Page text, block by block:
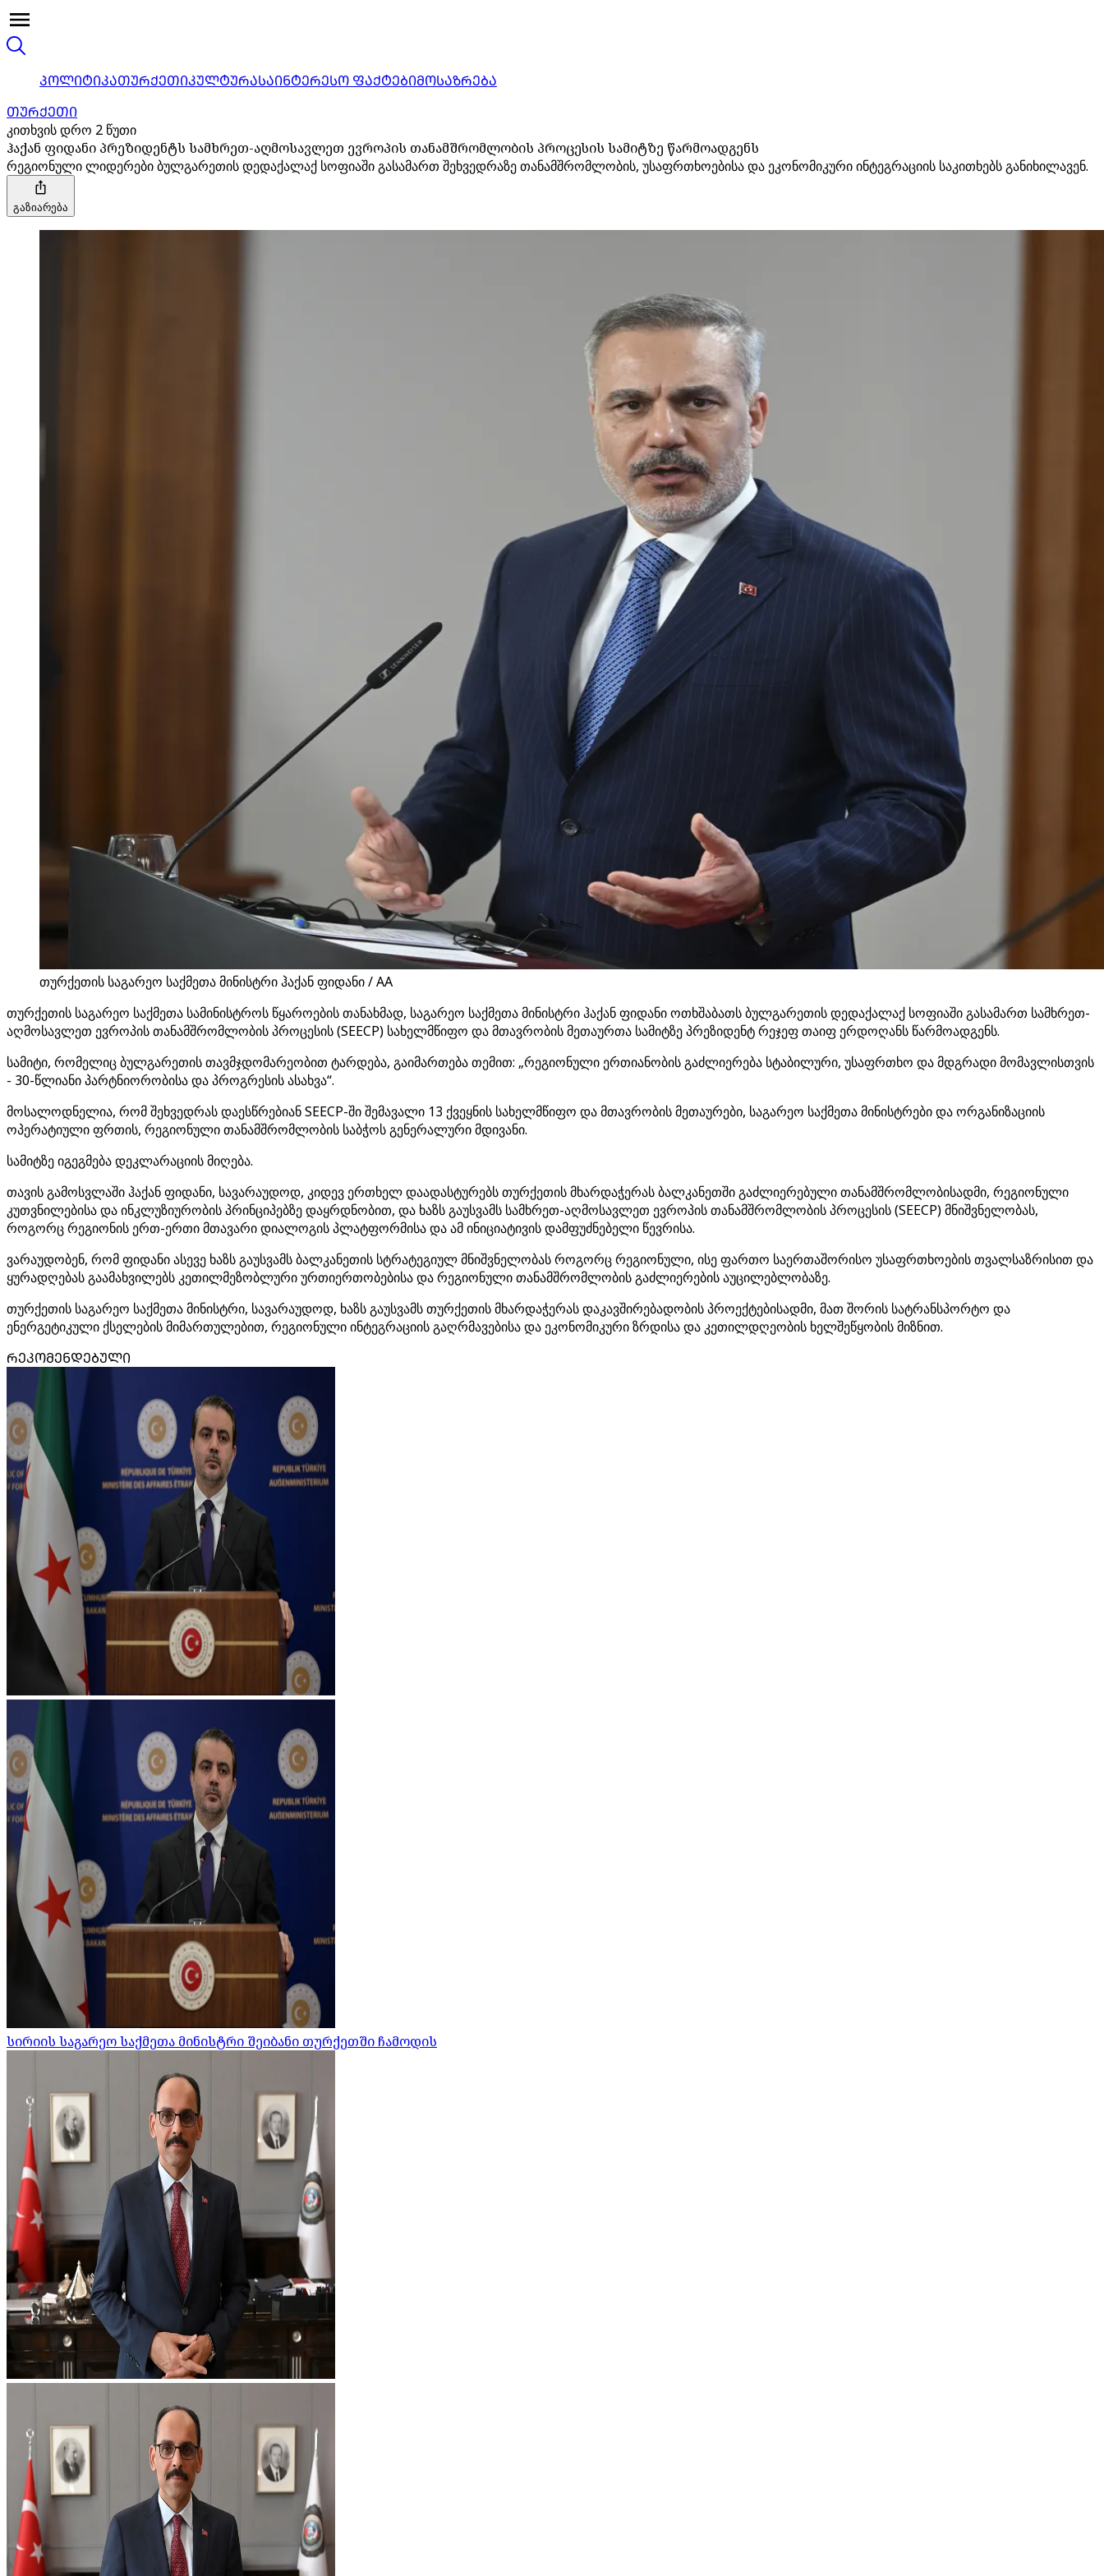
ᲞᲝᲚᲘᲢᲘᲙᲐᲗᲣᲠᲥᲔᲗᲘᲙᲣᲚᲢᲣᲠᲐᲡᲐᲘᲜᲢᲔᲠᲔᲡᲝ ᲤᲐᲥᲢᲔᲑᲘᲛᲝᲡᲐᲖᲠᲔᲑᲐ
ᲗᲣᲠᲥᲔᲗᲘ
კითხვის დრო 2 წუთი
ჰაქან ფიდანი პრეზიდენტს სამხრეთ-აღმოსავლეთ ევროპის თანამშრომლობის პროცესის სამიტზე წარმოადგენს
რეგიონული ლიდერები ბულგარეთის დედაქალაქ სოფიაში გასამართ შეხვედრაზე თანამშრომლობის, უსაფრთხოებისა და ეკონომიკური ინტეგრაციის საკითხებს განიხილავენ.
გაზიარება
თურქეთის საგარეო საქმეთა მინისტრი ჰაქან ფიდანი / AA
თურქეთის საგარეო საქმეთა სამინისტროს წყაროების თანახმად, საგარეო საქმეთა მინისტრი ჰაქან ფიდანი ოთხშაბათს ბულგარეთის დედაქალაქ სოფიაში გასამართ სამხრეთ-
აღმოსავლეთ ევროპის თანამშრომლობის პროცესის (SEECP) სახელმწიფო და მთავრობის მეთაურთა სამიტზე პრეზიდენტ რეჯეფ თაიფ ერდოღანს წარმოადგენს.
სამიტი, რომელიც ბულგარეთის თავმჯდომარეობით ტარდება, გაიმართება თემით: „რეგიონული ერთიანობის გაძლიერება სტაბილური, უსაფრთხო და მდგრადი მომავლისთვის
- 30-წლიანი პარტნიორობისა და პროგრესის ასახვა“.
მოსალოდნელია, რომ შეხვედრას დაესწრებიან SEECP-ში შემავალი 13 ქვეყნის სახელმწიფო და მთავრობის მეთაურები, საგარეო საქმეთა მინისტრები და ორგანიზაციის
ოპერატიული ფრთის, რეგიონული თანამშრომლობის საბჭოს გენერალური მდივანი.
სამიტზე იგეგმება დეკლარაციის მიღება.
თავის გამოსვლაში ჰაქან ფიდანი, სავარაუდოდ, კიდევ ერთხელ დაადასტურებს თურქეთის მხარდაჭერას ბალკანეთში გაძლიერებული თანამშრომლობისადმი, რეგიონული
კუთვნილებისა და ინკლუზიურობის პრინციპებზე დაყრდნობით, და ხაზს გაუსვამს სამხრეთ-აღმოსავლეთ ევროპის თანამშრომლობის პროცესის (SEECP) მნიშვნელობას,
როგორც რეგიონის ერთ-ერთი მთავარი დიალოგის პლატფორმისა და ამ ინიციატივის დამფუძნებელი წევრისა.
ვარაუდობენ, რომ ფიდანი ასევე ხაზს გაუსვამს ბალკანეთის სტრატეგიულ მნიშვნელობას როგორც რეგიონული, ისე ფართო საერთაშორისო უსაფრთხოების თვალსაზრისით და
ყურადღებას გაამახვილებს კეთილმეზობლური ურთიერთობებისა და რეგიონული თანამშრომლობის გაძლიერების აუცილებლობაზე.
თურქეთის საგარეო საქმეთა მინისტრი, სავარაუდოდ, ხაზს გაუსვამს თურქეთის მხარდაჭერას დაკავშირებადობის პროექტებისადმი, მათ შორის სატრანსპორტო და
ენერგეტიკული ქსელების მიმართულებით, რეგიონული ინტეგრაციის გაღრმავებისა და ეკონომიკური ზრდისა და კეთილდღეობის ხელშეწყობის მიზნით.
ᲠᲔᲙᲝᲛᲔᲜᲓᲔᲑᲣᲚᲘ
სირიის საგარეო საქმეთა მინისტრი შეიბანი თურქეთში ჩამოდის